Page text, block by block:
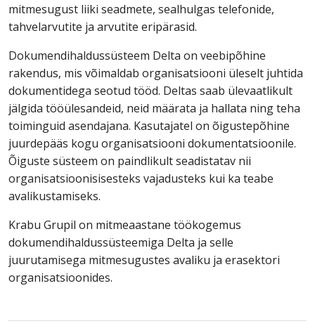
mitmesugust liiki seadmete, sealhulgas telefonide,
tahvelarvutite ja arvutite eripärasid.
Dokumendihaldussüsteem Delta on veebipõhine
rakendus, mis võimaldab organisatsiooni üleselt juhtida
dokumentidega seotud tööd. Deltas saab ülevaatlikult
jälgida tööülesandeid, neid määrata ja hallata ning teha
toiminguid asendajana. Kasutajatel on õigustepõhine
juurdepääs kogu organisatsiooni dokumentatsioonile.
Õiguste süsteem on paindlikult seadistatav nii
organisatsioonisisesteks vajadusteks kui ka teabe
avalikustamiseks.
Krabu Grupil on mitmeaastane töökogemus
dokumendihaldussüsteemiga Delta ja selle
juurutamisega mitmesugustes avaliku ja erasektori
organisatsioonides.